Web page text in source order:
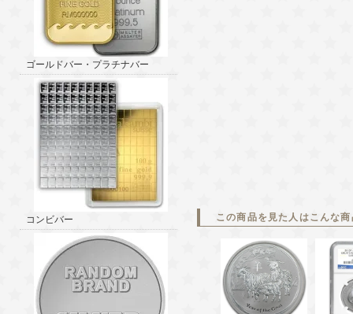
ゴールドバー・プラチナバー
コンビバー この商品を見た人はこんな